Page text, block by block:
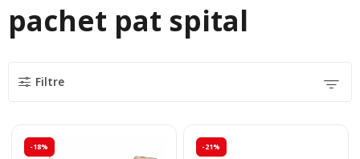
pachet pat spital
Filtre
-18% -21%